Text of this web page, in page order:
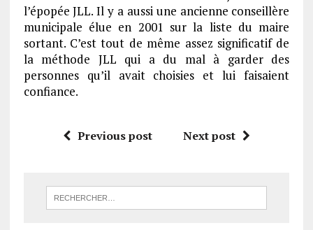
l’épopée JLL. Il y a aussi une ancienne conseillère
municipale élue en 2001 sur la liste du maire
sortant. C’est tout de même assez significatif de
la méthode JLL qui a du mal à garder des
personnes qu’il avait choisies et lui faisaient
confiance.
Previous post Next post